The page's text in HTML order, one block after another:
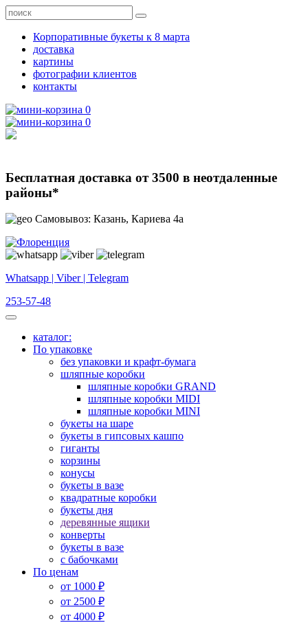
Корпоративные букеты к 8 марта
доставка
картины
фотографии клиентов
контакты
0
0
Бесплатная доставка от 3500 в неотдаленные
районы*
Самовывоз: Казань, Кариева 4а
Whatsapp | Viber | Telegram
253-57-48
каталог:
По упаковке
без упаковки и крафт-бумага
шляпные коробки
шляпные коробки GRAND
шляпные коробки MIDI
шляпные коробки MINI
букеты на шаре
букеты в гипсовых кашпо
гиганты
корзины
конусы
букеты в вазе
квадратные коробки
букеты дня
деревянные ящики
конверты
букеты в вазе
с бабочками
По ценам
от 1000 ₽
от 2500 ₽
от 4000 ₽